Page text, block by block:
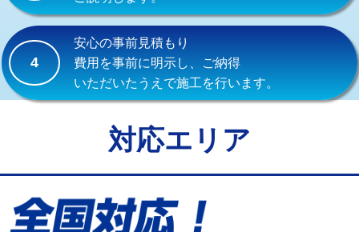
持込商品取付（浄水器・分岐水栓） 16,500円
給水管工事※（ホール加工)
給水管工事※（バンド止め) 3,300円
給水管工事※（保温材使用（バンド止
5,500円
給水管工事※（土の掘削・埋め戻し作
業)
4
安心の事前見積もり
費用を事前に明示し、ご納得
いただいたうえで施工を行います。
対応エリア